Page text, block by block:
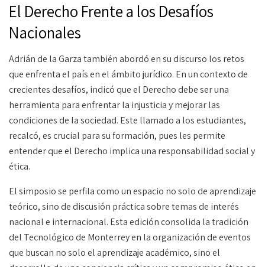
El Derecho Frente a los Desafíos
Nacionales
Adrián de la Garza también abordó en su discurso los retos
que enfrenta el país en el ámbito jurídico. En un contexto de
crecientes desafíos, indicó que el Derecho debe ser una
herramienta para enfrentar la injusticia y mejorar las
condiciones de la sociedad. Este llamado a los estudiantes,
recalcó, es crucial para su formación, pues les permite
entender que el Derecho implica una responsabilidad social y
ética.
El simposio se perfila como un espacio no solo de aprendizaje
teórico, sino de discusión práctica sobre temas de interés
nacional e internacional. Esta edición consolida la tradición
del Tecnológico de Monterrey en la organización de eventos
que buscan no solo el aprendizaje académico, sino el